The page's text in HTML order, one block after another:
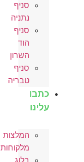
סניף
נתניה
סניף
הוד
השרון
סניף
טבריה
כתבו
עלינו
המלצות
מלקוחות